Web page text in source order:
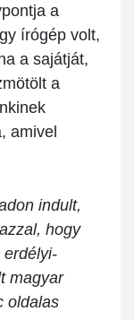
a
írógép volt,
a sajátját,
a
amivel
indult,
hogy
erdélyi-
magyar
oldalas